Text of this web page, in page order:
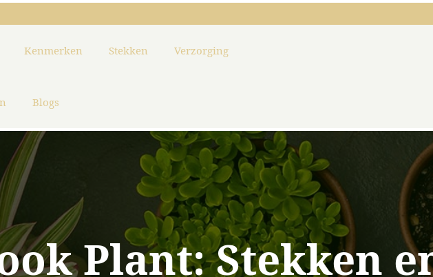
Kenmerken Stekken Verzorging
Blogs
Plant: Stekken